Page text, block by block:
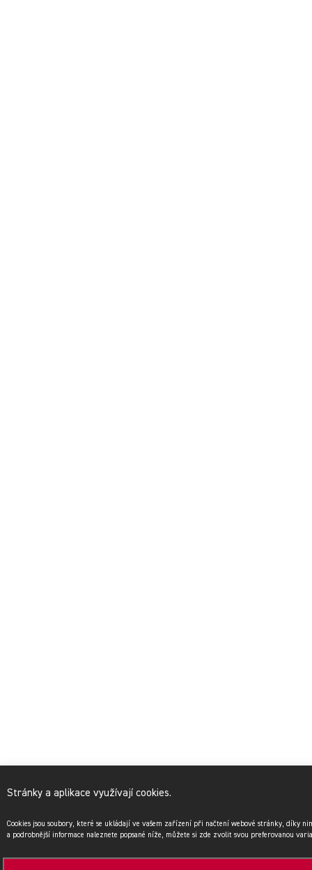
Stránky a aplikace využívají cookies.
Cookies jsou soubory, které se ukládají ve vašem zařízení při načtení webové stránky, díky
a podrobnější informace naleznete popsané níže, můžete si zde zvolit svou preferovanou